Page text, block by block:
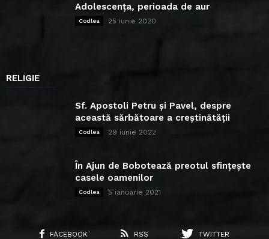
Adolescența, perioada de aur
Codlea 25 iunie 2020
RELIGIE
Sf. Apostoli Petru și Pavel, despre
această sărbătoare a creștinătății
Codlea 29 iunie 2022
În Ajun de Bobotează preotul sfințește
casele oamenilor
Codlea 5 ianuarie 2021
FACEBOOK RSS
TWITTER